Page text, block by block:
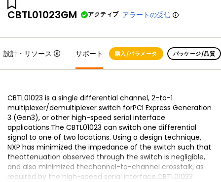
CBTL01023GM アクティブ アラートの受信
設計・リソース サポート 購入/パラメータ パッケージ/品質
CBTL01023 is a single differential channel, 2-to-1
multiplexer/demultiplexer switch forPCI Express Generation
3 (Gen3), or other high-speed serial interface
applications.The CBTL01023 can switch one differential
signal to one of two locations. Using a design technique,
NXP has minimized the impedance of the switch such that
theattenuation observed through the switch is negligible,
and also minimized thechannel-to-channel crosstalk, as
required by the high-speed serial interface.CBTL01023